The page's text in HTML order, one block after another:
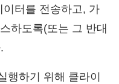
터를 전송하고, 가
하도록(또는 그 반대
행하기 위해 클라이